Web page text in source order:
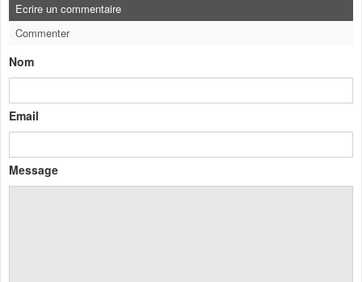
Ecrire un commentaire
Commenter
Nom
Email
Message